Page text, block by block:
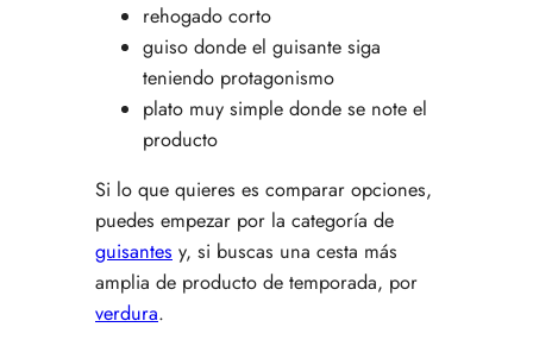
rehogado corto
guiso donde el guisante siga
teniendo protagonismo
plato muy simple donde se note el
producto
Si lo que quieres es comparar opciones,
puedes empezar por la categoría de
guisantes y, si buscas una cesta más
amplia de producto de temporada, por
verdura.